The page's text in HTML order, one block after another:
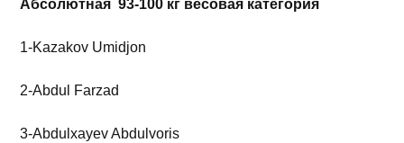
Абсолютная 93-100 кг весовая категория
1-Kazakov Umidjon
2-Abdul Farzad
3-Abdulxayev Abdulvoris